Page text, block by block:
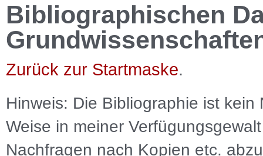
Bibliographischen
Zurück zur Startmaske.
Hinweis: Die Bibliographie ist kein
Weise in meiner
Nachfragen nach Kopien etc.